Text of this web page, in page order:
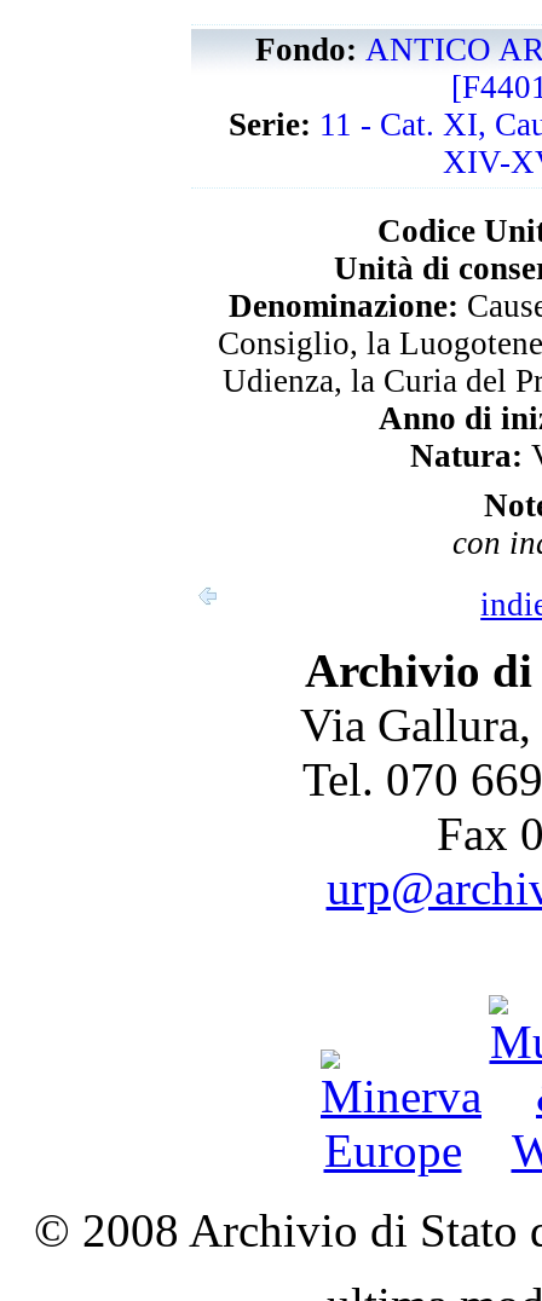
Fondo:ANTICO
Serie: 11 - Cat. XI,
XIV-
Codice
Unità di
Denominazione:
Consiglio, la
Udienza, la Curia del
Anno di
Natura:
con
Archivio
Via
Tel. 070
Fax
© 2008 Archivio di Stato